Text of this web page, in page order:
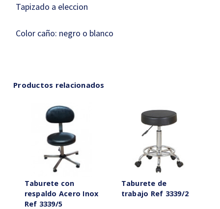
Tapizado a eleccion
Color caño: negro o blanco
Productos relacionados
Taburete con
respaldo Acero Inox
Ref 3339/5
Taburete de
trabajo Ref 3339/2